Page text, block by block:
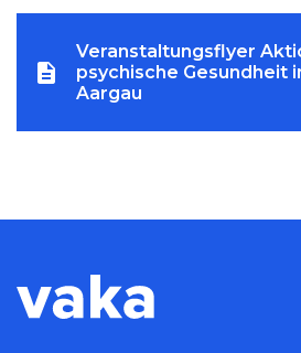
Veranstaltungsflyer
psychische Gesundheit
Aargau